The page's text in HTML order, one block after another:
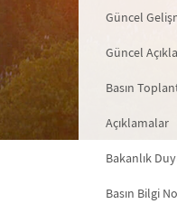
Güncel
Güncel
Basın
Açıklamalar
Bakanlık
Basın Bilgi